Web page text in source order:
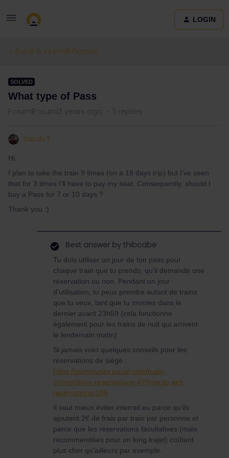
LOGIN
Eurail & Interrail Passes
SOLVED
What type of Pass
Forum|Forum|3 years ago 3 replies
Sarah T
Hi,
I plan to take the train 9 times (on a 18 days trip) but I’ve seen
that for 3 times I’ll have to pay my seat. Consequently, should I
buy a Pass for 7 or 10 days ?
Thank you :)
Best answer by thibcabe
Tu dois utiliser un jour de ton pass pour
chaque train que tu prends, qu'il demande une
réservation ou non. Pendant un jour
d'utilisation, tu peux prendre autant de trains
que tu veux, tant que tu montes dans le
dernier avant 23h59 (cela fonctionne
également pour les trains de nuit qui arrivent
le lendemain matin)
Si jamais voici quelques conseils pour les
réservations de siège :
https://community.eurail.com/train-
connections-reservations-47/how-to-get-
reservations-105
Il vaut mieux éviter interrail.eu parce qu'ils
ajoutent 2€ de frais par train par personne et
parce que les réservations facultatives (mais
recommendées pour un long trajet) coûtent
plus cher qu'ailleurs par exemple.